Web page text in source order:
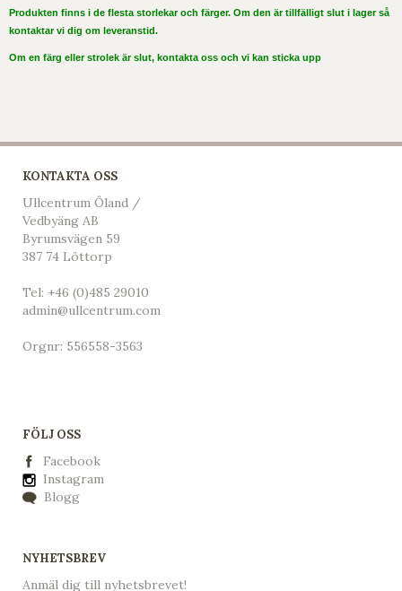
Produkten finns i de flesta storlekar och färger. Om den är tillfälligt slut i lager så
kontaktar vi dig om leveranstid.
Om en färg eller strolek är slut, kontakta oss och vi kan sticka upp
KONTAKTA OSS
Ullcentrum Öland /
Vedbyäng AB
Byrumsvägen 59
387 74 Löttorp
Tel: +46 (0)485 29010
admin@ullcentrum.com
Orgnr: 556558-3563
FÖLJ OSS
Facebook
Instagram
Blogg
NYHETSBREV
Anmäl dig till nyhetsbrevet!